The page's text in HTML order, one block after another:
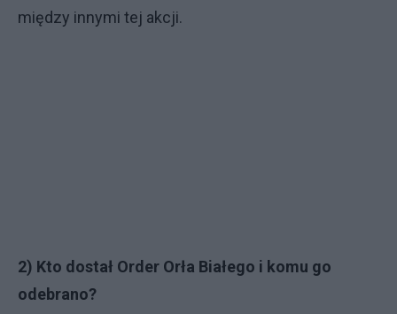
między innymi tej akcji.
2) Kto dostał Order Orła Białego i komu go
odebrano?